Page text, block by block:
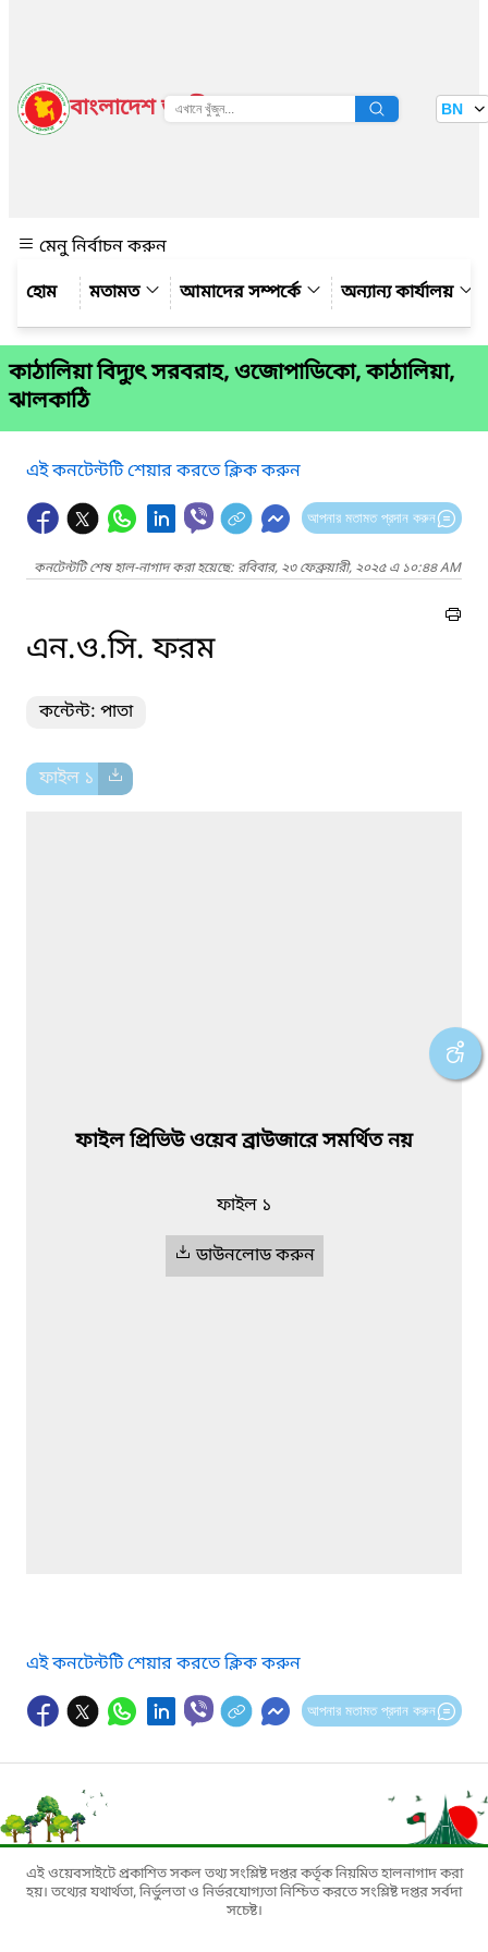
বাংলাদেশ জাতীয় তথ্য বাতায়ন BN
মেনু নির্বাচন করুন
মতামত
আমাদের সম্পর্কে অন্যান্য কার্যালয়
কাঠালিয়া বিদ্যুৎ সরবরাহ, ওজোপাডিকো, কাঠালিয়া,
ঝালকাঠি
এই কনটেন্টটি শেয়ার করতে ক্লিক করুন
আপনার মতামত প্রদান করুন
কনটেন্টটি শেষ হাল-নাগাদ করা হয়েছে: রবিবার, ২৩ ফেব্রুয়ারী, ২০২৫ এ ১০:৪৪ AM
এন.ও.সি. ফরম
কন্টেন্ট: পাতা
ফাইল ১
ফাইল প্রিভিউ ওয়েব ব্রাউজারে সমর্থিত নয়
ফাইল ১
ডাউনলোড করুন
এই কনটেন্টটি শেয়ার করতে ক্লিক করুন
আপনার মতামত প্রদান করুন
এই ওয়েবসাইটে প্রকাশিত সকল তথ্য সংশ্লিষ্ট দপ্তর কর্তৃক নিয়মিত হালনাগাদ করা
হয়। তথ্যের যথার্থতা, নির্ভুলতা ও নির্ভরযোগ্যতা নিশ্চিত করতে সংশ্লিষ্ট দপ্তর সর্বদা
সচেষ্ট।